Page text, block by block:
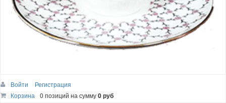
Войти
Регистрация
Корзина
0 позиций на сумму0 руб